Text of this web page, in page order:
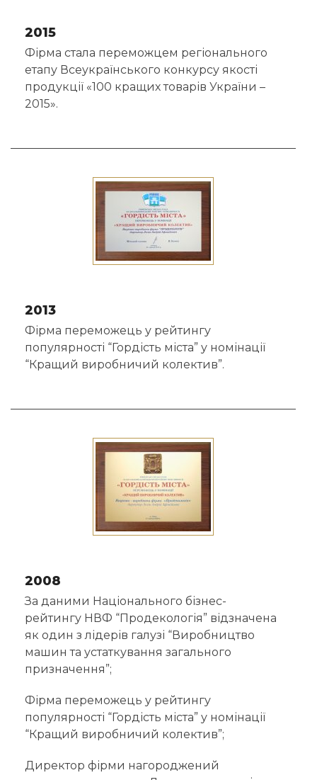
2015
Фірма стала переможцем регіонального
етапу Всеукраїнського конкурсу якості
продукції «100 кращих товарів України –
2015».
2013
Фірма переможець у рейтингу
популярності “Гордість міста” у номінації
“Кращий виробничий колектив”.
2008
За даними Національного бізнес-
рейтингу НВФ “Продекологія” відзначена
як один з лідерів галузі “Виробництво
машин та устаткування загального
призначення”;
Фірма переможець у рейтингу
популярності “Гордість міста” у номінації
“Кращий виробничий колектив”;
Директор фірми нагороджений